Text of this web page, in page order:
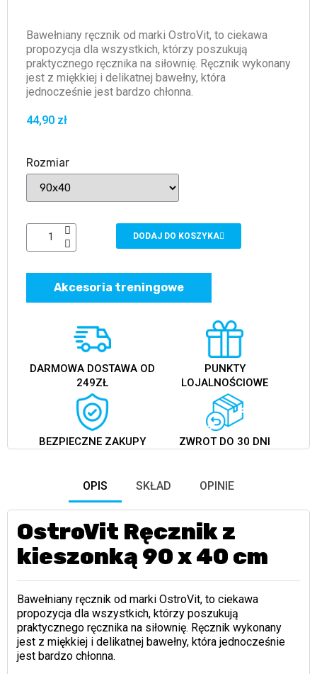
Bawełniany ręcznik od marki OstroVit, to ciekawa
propozycja dla wszystkich, którzy poszukują
praktycznego ręcznika na siłownię. Ręcznik wykonany
jest z miękkiej i delikatnej bawełny, która
jednocześnie jest bardzo chłonna.
44,90 zł
Rozmiar
DODAJ DO KOSZYKA
Akcesoria treningowe
DARMOWA DOSTAWA OD
249ZŁ
PUNKTY
LOJALNOŚCIOWE
BEZPIECZNE ZAKUPY ZWROT DO 30 DNI
OPIS SKŁAD OPINIE
OstroVit Ręcznik z
kieszonką 90 x 40 cm
Bawełniany ręcznik od marki OstroVit, to ciekawa
propozycja dla wszystkich, którzy poszukują
praktycznego ręcznika na siłownię. Ręcznik wykonany
jest z miękkiej i delikatnej bawełny, która jednocześnie
jest bardzo chłonna.